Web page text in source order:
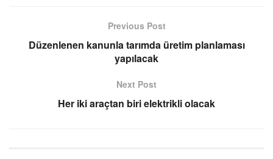
Previous Post
Düzenlenen kanunla tarımda üretim planlaması
yapılacak
Next Post
Her iki araçtan biri elektrikli olacak